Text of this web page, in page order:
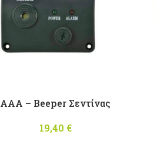
AAA – Beeper Σεντίνας
19,40 €